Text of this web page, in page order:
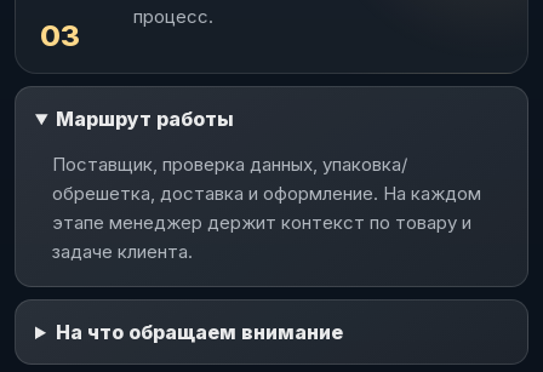
03
процесс.
Маршрут работы
Поставщик, проверка данных, упаковка/
обрешетка, доставка и оформление. На каждом
этапе менеджер держит контекст по товару и
задаче клиента.
На что обращаем внимание